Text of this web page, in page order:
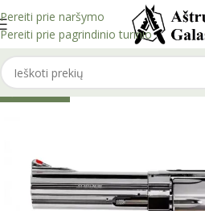
Pereiti prie naršymo
Pereiti prie pagrindinio turinio